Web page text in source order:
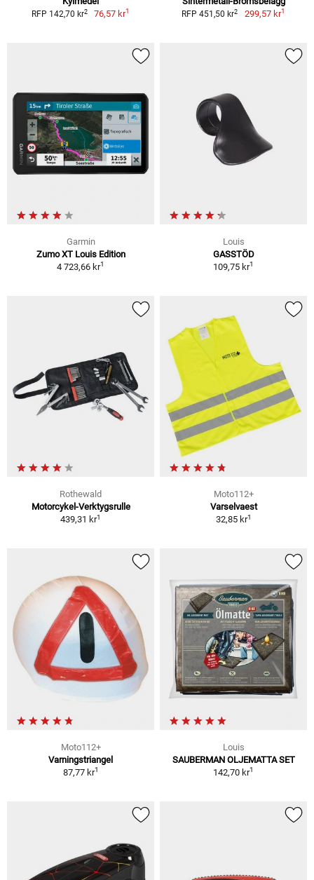
RFP 142,70 kr2 76,57 kr1 RFP 451,50 kr2 299,57 kr1
Garmin
Zumo XT Louis Edition
4 723,66 kr1
Louis
GASSTÖD
109,75 kr1
Rothewald
Motorcykel-Verktygsrulle
439,31 kr1
Moto112+
Varselvaest
32,85 kr1
Moto112+
Varningstriangel
87,77 kr1
Louis
SAUBERMAN OLJEMATTA SET
142,70 kr1